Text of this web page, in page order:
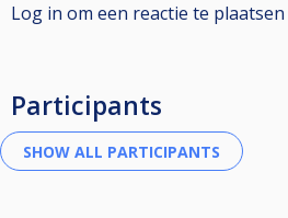
Log in om een reactie te plaatsen
Participants